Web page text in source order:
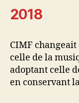
2018
CIMF
celle de la
adoptant celle
en conservant